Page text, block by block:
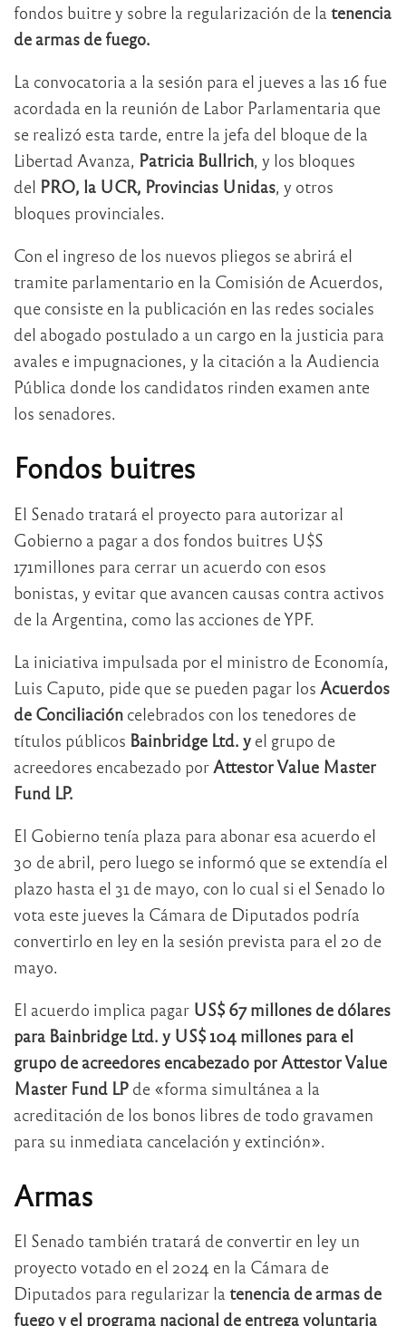
fondos buitre y sobre la regularización de la tenencia
de armas de fuego.
La convocatoria a la sesión para el jueves a las 16 fue
acordada en la reunión de Labor Parlamentaria que
se realizó esta tarde, entre la jefa del bloque de la
Libertad Avanza, Patricia Bullrich, y los bloques
del PRO, la UCR, Provincias Unidas, y otros
bloques provinciales.
Con el ingreso de los nuevos pliegos se abrirá el
tramite parlamentario en la Comisión de Acuerdos,
que consiste en la publicación en las redes sociales
del abogado postulado a un cargo en la justicia para
avales e impugnaciones, y la citación a la Audiencia
Pública donde los candidatos rinden examen ante
los senadores.
Fondos buitres
El Senado tratará el proyecto para autorizar al
Gobierno a pagar a dos fondos buitres U$S
171millones para cerrar un acuerdo con esos
bonistas, y evitar que avancen causas contra activos
de la Argentina, como las acciones de YPF.
La iniciativa impulsada por el ministro de Economía,
Luis Caputo, pide que se pueden pagar los Acuerdos
de Conciliación celebrados con los tenedores de
títulos públicos Bainbridge Ltd. y el grupo de
acreedores encabezado por Attestor Value Master
Fund LP.
El Gobierno tenía plaza para abonar esa acuerdo el
30 de abril, pero luego se informó que se extendía el
plazo hasta el 31 de mayo, con lo cual si el Senado lo
vota este jueves la Cámara de Diputados podría
convertirlo en ley en la sesión prevista para el 20 de
mayo.
El acuerdo implica pagar US$ 67 millones de dólares
para Bainbridge Ltd. y US$ 104 millones para el
grupo de acreedores encabezado por Attestor Value
Master Fund LP de «forma simultánea a la
acreditación de los bonos libres de todo gravamen
para su inmediata cancelación y extinción».
Armas
El Senado también tratará de convertir en ley un
proyecto votado en el 2024 en la Cámara de
Diputados para regularizar la tenencia de armas de
fuego y el programa nacional de entrega voluntaria